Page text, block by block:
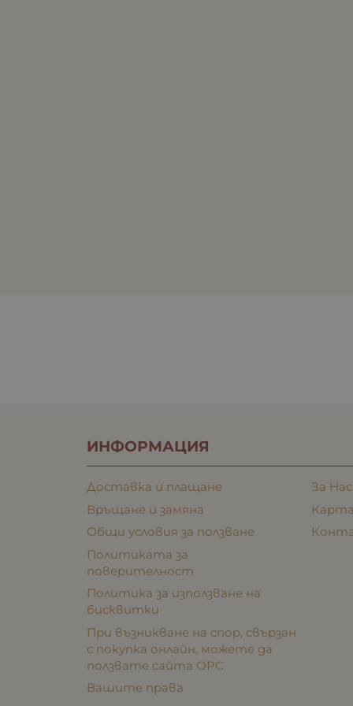
ИНФОРМАЦИЯ
Доставка и плащане
Връщане и замяна
Общи условия за ползване
Политиката за
поверителност
Политика за използване на
бисквитки
При възникване на спор, свързан
с покупка онлайн, можете да
ползвате сайта ОРС
Вашите права
За Нас